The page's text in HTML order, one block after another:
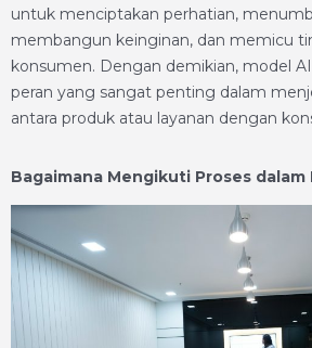
untuk menciptakan perhatian,
membangun keinginan, dan memicu
konsumen. Dengan demikian, model
peran yang sangat penting dalam
antara produk atau layanan dengan
Bagaimana Mengikuti Proses dalam